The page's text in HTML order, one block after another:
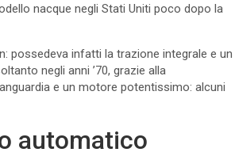
nacque negli Stati Uniti poco dopo la
possedeva infatti la trazione integrale e un
negli anni ’70, grazie alla
e un motore potentissimo: alcuni
automatico